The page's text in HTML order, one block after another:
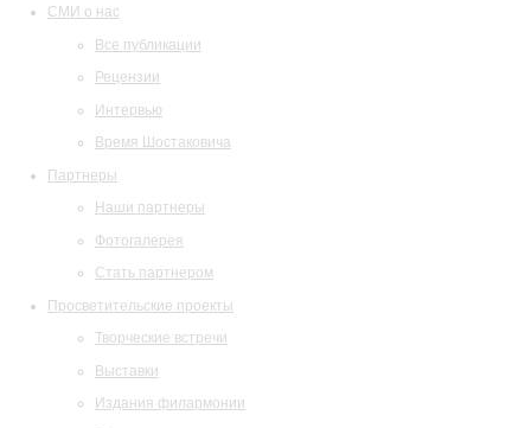
СМИ о нас
Все публикации
Рецензии
Интервью
Время Шостаковича
Партнеры
Наши партнеры
Фотогалерея
Стать партнером
Просветительские проекты
Творческие встречи
Выставки
Издания филармонии